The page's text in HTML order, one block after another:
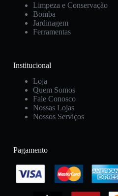
Limpeza e Conservação
Bomba
Jardinagem
Ferramentas
Institucional
Loja
Quem Somos
Fale Conosco
Nossas Lojas
Nossos Serviços
Pagamento